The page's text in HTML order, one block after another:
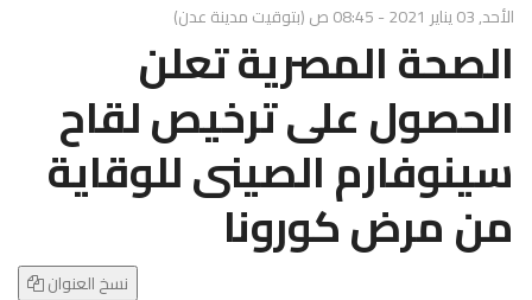
g
e
N
a
v
i
a
الأحد, 03 يناير 2021 - 08:45 ص (بتوقيت مدينة عدن)
الصحة المصرية تعلن
الحصول على ترخيص لقاح
سينوفارم الصينى للوقاية
من مرض كورونا
نسخ العنوان